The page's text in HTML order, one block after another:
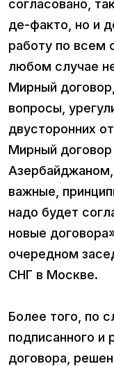
согласовано,
де-факто, но и
работу по всем
любом случае
Мирный
вопросы,
двусторонних
Мирный
важные,
надо будет
новые
очередном
СНГ в Москве.
Более того, по
подписанного и
договора,